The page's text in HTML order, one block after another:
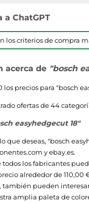
a ChatGPT
los criterios de compra
acerca de "bosch
los precios para "bosch
ofertas de 44
easyhedgecut 18"
que deseas, "bosch
yebay.es.
todos los fabricantes
alrededor de110,00
también pueden
amplia paleta de